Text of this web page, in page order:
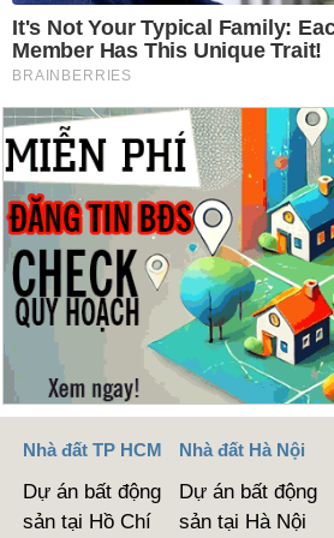
Nhà đất TP HCM
Dự án bất động
sản tại Hồ Chí
Nhà đất Hà Nội
Dự án bất động
sản tại Hà Nội